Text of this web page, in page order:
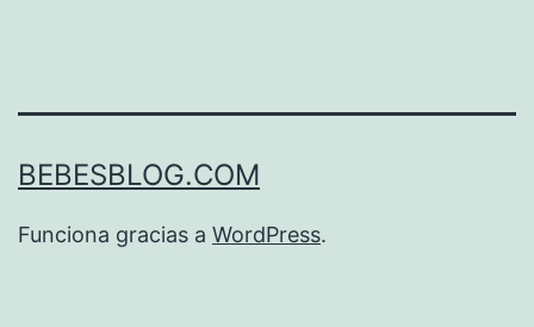
BEBESBLOG.COM
Funciona gracias a WordPress.